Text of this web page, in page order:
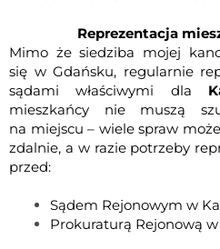
Reprezentacja
Mimo że siedziba mojej
się w Gdańsku, regularnie
sądami właściwymi dla
mieszkańcy nie muszą
na miejscu – wiele spraw
zdalnie, a w razie potrzeby
przed:
Sądem Rejonowym w
Prokuraturą Rejonową